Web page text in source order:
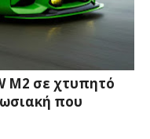
M2 σε χτυπητό
που